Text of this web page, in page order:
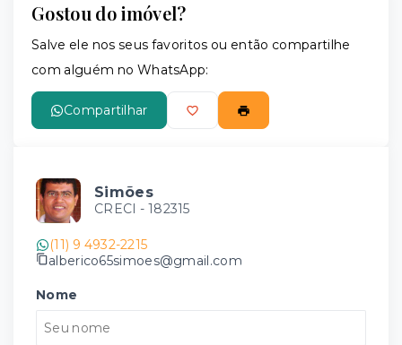
Gostou do imóvel?
Salve ele nos seus favoritos ou então compartilhe
com alguém no WhatsApp:
Compartilhar
Simões
CRECI - 182315
(11) 9 4932-2215
alberico65simoes@gmail.com
Nome